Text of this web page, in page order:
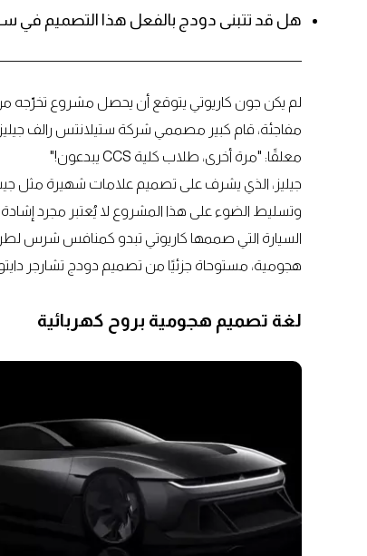
هل قد تتبنى دودج بالفعل هذا التصميم في
لم يكن جون كاريوتي يتوقع أن يحصل مشروع تخرّجه
مفاجئة، قام كبير مصممي شركة ستيلانتس رالف
معلقًا: "مرة أخرى، طلاب كلية CCS يبدعون!"
جيليز، الذي يشرف على تصميم علامات شهيرة مثل
وتسليط الضوء على هذا المشروع لا يُعتبر مجرد
هجومية، مستوحاة جزئيًا من تصميم دودج تشارجر
لغة تصميم هجومية بروح كهربائية